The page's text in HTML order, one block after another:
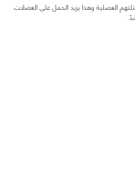
العضلية وهذا يزيد الحمل على العضلات